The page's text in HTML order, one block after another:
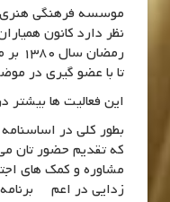
نظر دارد کانون
تا با عضو گیری در
این فعالیت ها بیشتر
بطور کلی در
که تقدیم حضور تان
مشاوره و کمک های
زدایی در اعم